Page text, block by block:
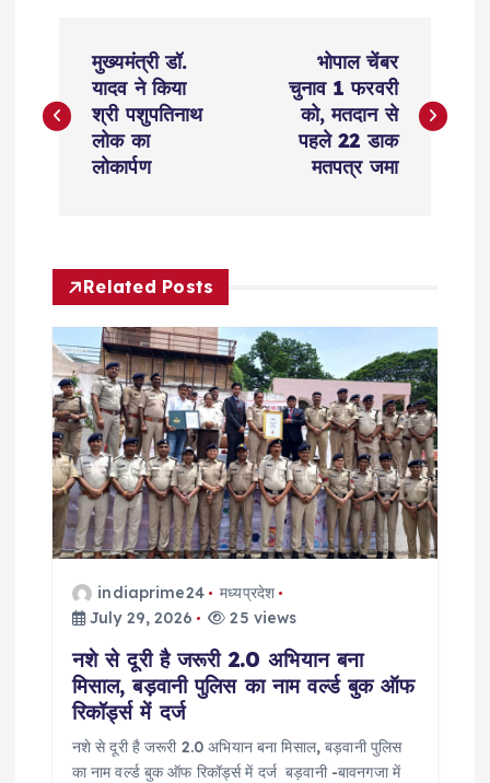
o
s
n
a
v
g
a
मुख्यमंत्री डॉ.
यादव ने किया
श्री पशुपतिनाथ
लोक का
लोकार्पण
भोपाल चेंबर
चुनाव 1 फरवरी
को, मतदान से
पहले 22 डाक
मतपत्र जमा
Related Posts
indiaprime24
मध्यप्रदेश
July 29, 2026
25 views
नशे से दूरी है जरूरी 2.0 अभियान बना
मिसाल, बड़वानी पुलिस का नाम वर्ल्ड बुक ऑफ
रिकॉर्ड्स में दर्ज
नशे से दूरी है जरूरी 2.0 अभियान बना मिसाल, बड़वानी पुलिस
का नाम वर्ल्ड बुक ऑफ रिकॉर्ड्स में दर्ज बड़वानी -बावनगजा में